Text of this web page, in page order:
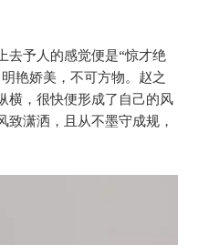
去予人的感觉便是“惊才绝
艳娇美，不可方物。赵之
横，很快便形成了自己的风
潇洒，且从不墨守成规，